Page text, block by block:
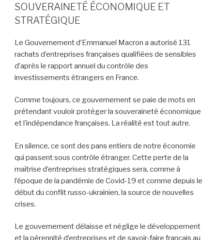
SOUVERAINETÉ ÉCONOMIQUE ET
STRATÉGIQUE
Le Gouvernement d’Emmanuel Macron a autorisé 131
rachats d’entreprises françaises qualifiées de sensibles
d’après le rapport annuel du contrôle des
investissements étrangers en France.
Comme toujours, ce gouvernement se paie de mots en
prétendant vouloir protéger la souveraineté économique
et l’indépendance françaises. La réalité est tout autre.
En silence, ce sont des pans entiers de notre économie
qui passent sous contrôle étranger. Cette perte de la
maîtrise d’entreprises stratégiques sera, comme à
l’époque de la pandémie de Covid-19 et comme depuis le
début du conflit russo-ukrainien, la source de nouvelles
crises.
Le gouvernement délaisse et néglige le développement
et la pérennité d’entreprises et de savoir-faire français au